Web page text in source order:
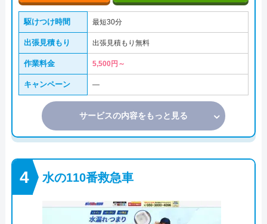
駆けつけ時間 最短30分
出張見積もり 出張見積もり無料
作業料金 5,500円～
キャンペーン ―
サービスの内容をもっと見る
水の110番救急車